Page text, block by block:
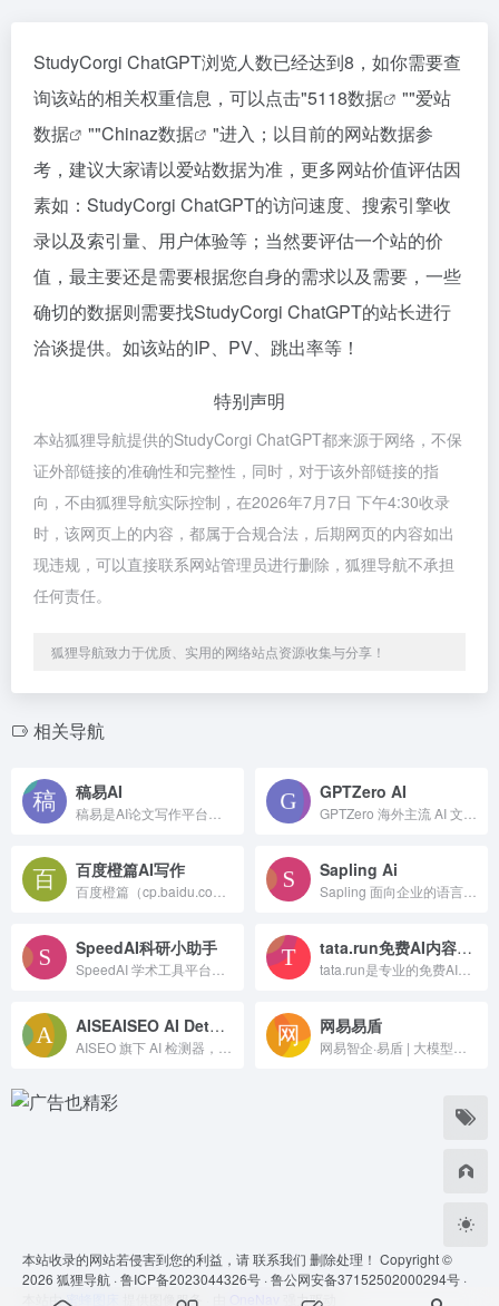
StudyCorgi ChatGPT浏览人数已经达到8，如你需要查
询该站的相关权重信息，可以点击"5118数据 ""爱站
数据
""Chinaz数据
"进入；以目前的网站数据参
考，建议大家请以爱站数据为准，更多网站价值评估因
素如：StudyCorgi ChatGPT的访问速度、搜索引擎收
录以及索引量、用户体验等；当然要评估一个站的价
值，最主要还是需要根据您自身的需求以及需要，一些
确切的数据则需要找StudyCorgi ChatGPT的站长进行
洽谈提供。如该站的IP、PV、跳出率等！
特别声明
本站狐狸导航提供的StudyCorgi ChatGPT都来源于网络，不保
证外部链接的准确性和完整性，同时，对于该外部链接的指
向，不由狐狸导航实际控制，在2026年7月7日 下午4:30收录
时，该网页上的内容，都属于合规合法，后期网页的内容如出
现违规，可以直接联系网站管理员进行删除，狐狸导航不承担
任何责任。
狐狸导航致力于优质、实用的网络站点资源收集与分享！
相关导航
稿易AI GPTZero AI
百度橙篇AI写作 Sapling Ai
SpeedAI科研小助手 tata.run免费AI内容检测器
AISEAISEO AI Detector 网易易盾
本站收录的网站若侵害到您的利益，请联系我们 删除处理！ Copyright ©
2026 狐狸导航 ·鲁ICP备2023044326号 ·鲁公网安备37152502000294号 ·
本站由蜜蜂图床 提供图像服务 · 由 强力驱动